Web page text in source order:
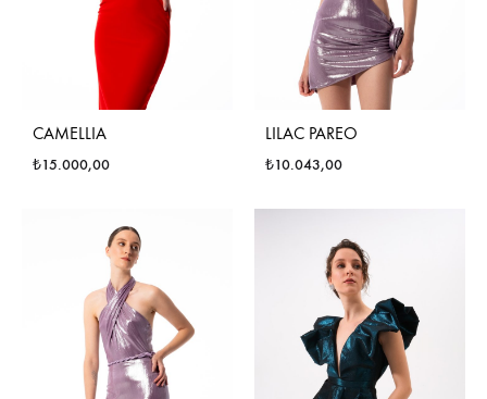
CAMELLIA
₺15.000,00
LILAC PAREO
₺10.043,00